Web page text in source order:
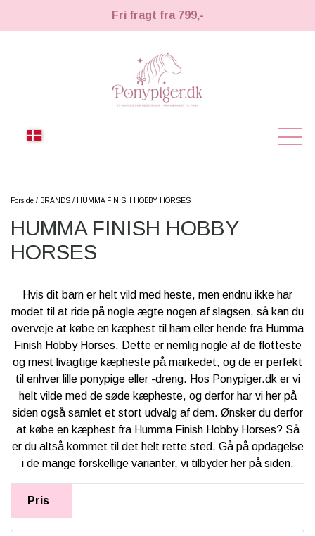
Fri fragt fra 799,-
NYHEDER
KÆPHESTE
UDSTYR & TILBEHØR
FODER & TILBEHØR
SPRING & FORHINDRINGER
STALD & TILBEHØR
RYTTER
LEMIEUX X DISNEY HOBBY HORSE
TIL HESTEPIGER
KÆPHESTE & TILBEHØR
LEMIEUX MINI TOY PONY & TILBEHØR
HKM CUDDLE PONY
HESTEBAMSER
TRÆHESTE & TILBEHØR
RYTTER
PONY
BRANDS
NEDSAT
Forside BRANDS HUMMA FINISH HOBBY HORSES
HUMMA FINISH HOBBY
HORSES
Hvis dit barn er helt vild med heste, men endnu ikke har
modet til at ride på nogle ægte nogen af slagsen, så kan du
overveje at købe en kæphest til ham eller hende fra Humma
Finish Hobby Horses. Dette er nemlig nogle af de flotteste
og mest livagtige kæpheste på markedet, og de er perfekt
til enhver lille ponypige eller -dreng. Hos Ponypiger.dk er vi
helt vilde med de søde kæpheste, og derfor har vi her på
siden også samlet et stort udvalg af dem. Ønsker du derfor
at købe en kæphest fra Humma Finish Hobby Horses? Så
er du altså kommet til det helt rette sted. Gå på opdagelse
i de mange forskellige varianter, vi tilbyder her på siden.
Pris